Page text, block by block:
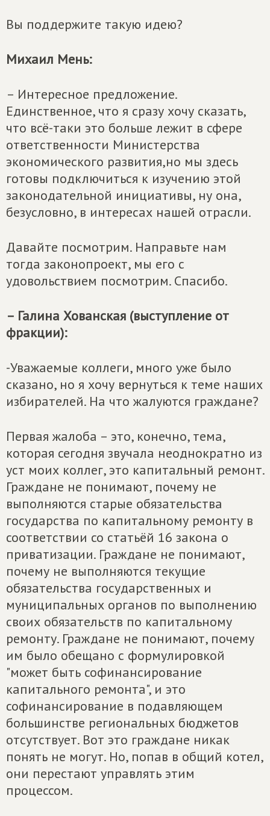
Вы поддержите такую идею?
Михаил Мень:
– Интересное предложение.
Единственное, что я сразу хочу сказать,
что всё-таки это больше лежит в сфере
ответственности Министерства
экономического развития,но мы здесь
готовы подключиться к изучению этой
законодательной инициативы, ну она,
безусловно, в интересах нашей отрасли.
Давайте посмотрим. Направьте нам
тогда законопроект, мы его с
удовольствием посмотрим. Спасибо.
– Галина Хованская (выступление от
фракции):
-Уважаемые коллеги, много уже было
сказано, но я хочу вернуться к теме наших
избирателей. На что жалуются граждане?
Первая жалоба – это, конечно, тема,
которая сегодня звучала неоднократно из
уст моих коллег, это капитальный ремонт.
Граждане не понимают, почему не
выполняются старые обязательства
государства по капитальному ремонту в
соответствии со статьёй 16 закона о
приватизации. Граждане не понимают,
почему не выполняются текущие
обязательства государственных и
муниципальных органов по выполнению
своих обязательств по капитальному
ремонту. Граждане не понимают, почему
им было обещано с формулировкой
"может быть софинансирование
капитального ремонта", и это
софинансирование в подавляющем
большинстве региональных бюджетов
отсутствует. Вот это граждане никак
понять не могут. Но, попав в общий котел,
они перестают управлять этим
процессом.